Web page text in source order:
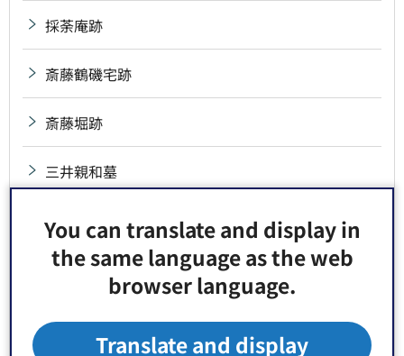
You can translate and display in
the same language as the web
browser language.
Translate and display
採荼庵跡
斎藤鶴磯宅跡
斎藤堀跡
三井親和墓
三角屋鋪跡
三十三間堂跡
三代・四代・五代山響墓